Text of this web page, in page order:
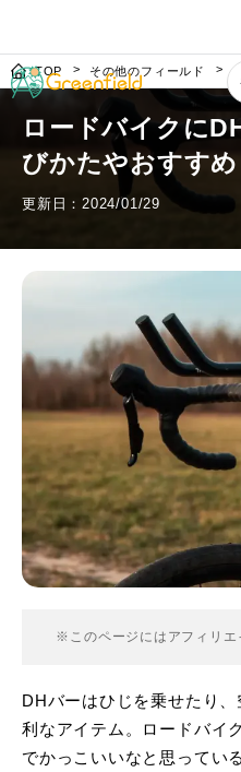
TOP その他のフィールド
ロードバイクに
びかたやおすす
更新日：2024/01/29
※このページにはアフィリエ
DHバーはひじを乗せたり
利なアイテム。ロードバイ
でかっこいいなと思ってい